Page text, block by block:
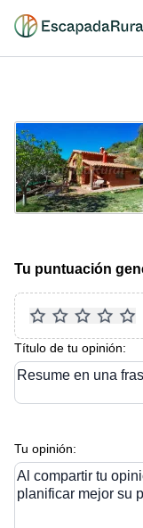
Tu puntuación
Título de tu opinión:
Resume en una
Tu opinión:
Al compartir tu
planificar mejor su